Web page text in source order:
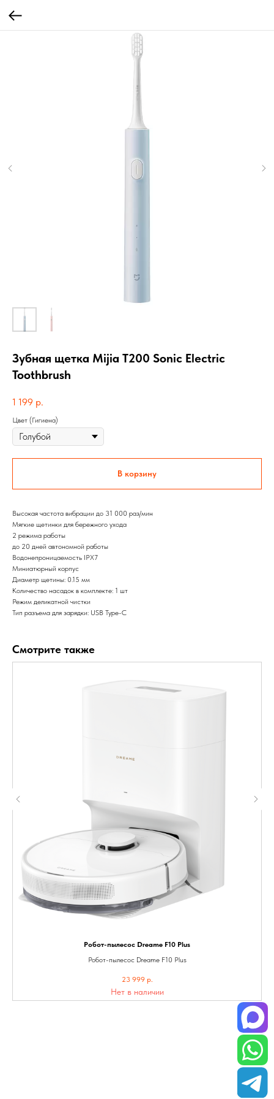
Зубная щетка Mijia T200 Sonic Electric
Toothbrush
1 199 р.
Цвет (Гигиена)
В корзину
Высокая частота вибрации до 31 000 раз/мин
Мягкие щетинки для бережного ухода
2 режима работы
до 20 дней автономной работы
Водонепроницаемость IPX7
Миниатюрный корпус
Диаметр щетины: 0.15 мм
Количество насадок в комплекте: 1 шт
Режим деликатной чистки
Тип разъема для зарядки: USB Type-C
Смотрите также
Робот-пылесос Dreame F10 Plus
Робот-пылесос Dreame F10 Plus
23 999 р.
Нет в наличии